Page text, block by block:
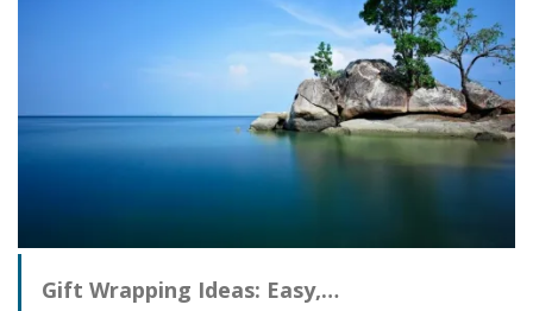
Gift Wrapping Ideas: Easy,…